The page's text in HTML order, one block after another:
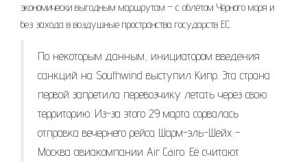
экономически выгодным маршрутам – с облётом Чёрного моря и
без захода в воздушные пространства государств ЕС.
По некоторым данным, инициатором введения
санкций на Southwind выступил Кипр. Эта страна
первой запретила перевозчику летать через свою
территорию. Из-за этого 29 марта сорвалась
отправка вечернего рейса Шарм-эль-Шейх –
Москва авиакомпании Air Cairo. Её считают